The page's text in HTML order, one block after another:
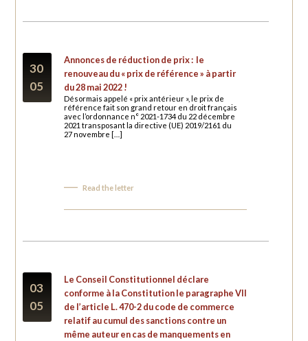
30
05
Annonces de réduction de prix : le
renouveau du « prix de référence » à partir
du 28 mai 2022 !
Désormais appelé « prix antérieur », le prix de
référence fait son grand retour en droit français
avec l’ordonnance n° 2021-1734 du 22 décembre
2021 transposant la directive (UE) 2019/2161 du
27 novembre […]
Read the letter
03
05
Le Conseil Constitutionnel déclare
conforme à la Constitution le paragraphe VII
de l’article L. 470-2 du code de commerce
relatif au cumul des sanctions contre un
même auteur en cas de manquements en